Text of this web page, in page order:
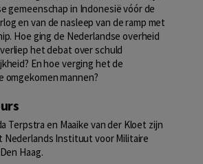
gemeenschap in Indonesië vóór de
en van de nasleep van de ramp met
Hoe ging de Nederlandse overheid
het debat over schuld
En hoe verging het de
omgekomen mannen?
Terpstra en Maaike van der Kloet zijn
Nederlands Instituut voor Militaire
Haag.